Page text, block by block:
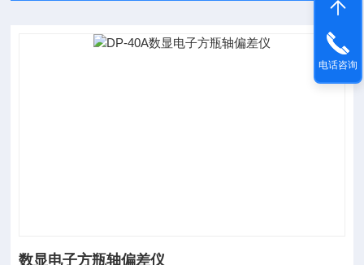
数显电子方瓶轴偏差仪
电话咨询